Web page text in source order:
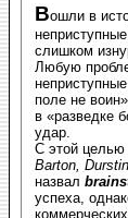
Вошли в
слишком
Любую
поле не
в «разведке
удар.
С этой целью
Barton,
назвал
успеха,